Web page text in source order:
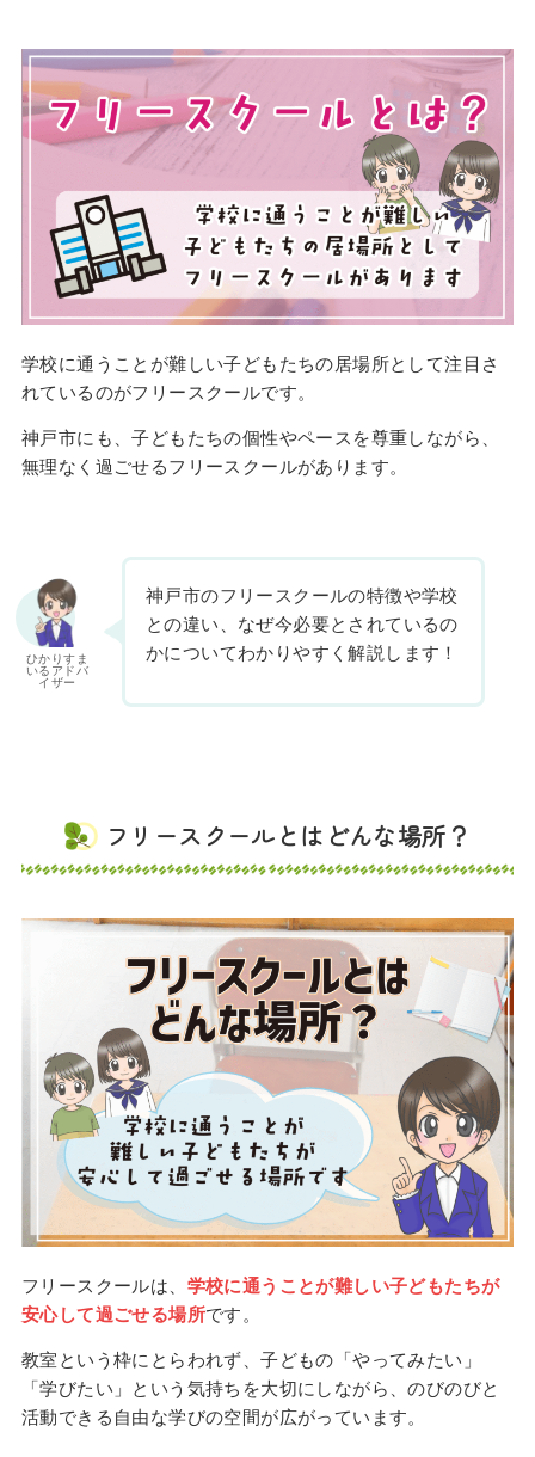
学校に通うことが難しい子どもたちの居場所として注目さ
れているのがフリースクールです。
神戸市にも、子どもたちの個性やペースを尊重しながら、
無理なく過ごせるフリースクールがあります。
ひかりすま
いるアドバ
イザー
神戸市のフリースクールの特徴や学校
との違い、なぜ今必要とされているの
かについてわかりやすく解説します！
フリースクールとはどんな場所？
フリースクールは、 学校に通うことが難しい子どもたちが
安心して過ごせる場所です。
教室という枠にとらわれず、子どもの「やってみたい」
「学びたい」という気持ちを大切にしながら、のびのびと
活動できる自由な学びの空間が広がっています。